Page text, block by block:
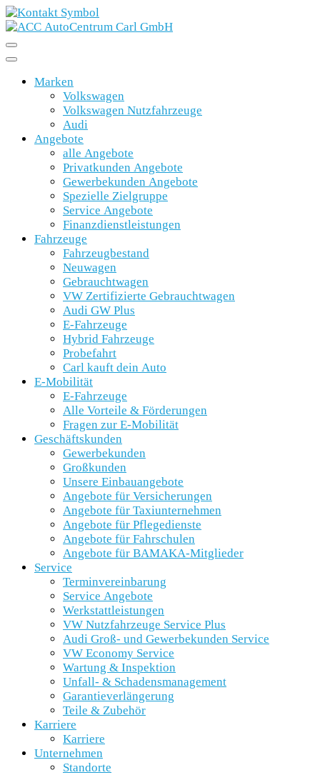
Marken
Volkswagen
Volkswagen Nutzfahrzeuge
Audi
Angebote
alle Angebote
Privatkunden Angebote
Gewerbekunden Angebote
Spezielle Zielgruppe
Service Angebote
Finanzdienstleistungen
Fahrzeuge
Fahrzeugbestand
Neuwagen
Gebrauchtwagen
VW Zertifizierte Gebrauchtwagen
Audi GW Plus
E-Fahrzeuge
Hybrid Fahrzeuge
Probefahrt
Carl kauft dein Auto
E-Mobilität
E-Fahrzeuge
Alle Vorteile & Förderungen
Fragen zur E-Mobilität
Geschäftskunden
Gewerbekunden
Großkunden
Unsere Einbauangebote
Angebote für Versicherungen
Angebote für Taxiunternehmen
Angebote für Pflegedienste
Angebote für Fahrschulen
Angebote für BAMAKA-Mitglieder
Service
Terminvereinbarung
Service Angebote
Werkstattleistungen
VW Nutzfahrzeuge Service Plus
Audi Groß- und Gewerbekunden Service
VW Economy Service
Wartung & Inspektion
Unfall- & Schadensmanagement
Garantieverlängerung
Teile & Zubehör
Karriere
Karriere
Unternehmen
Standorte